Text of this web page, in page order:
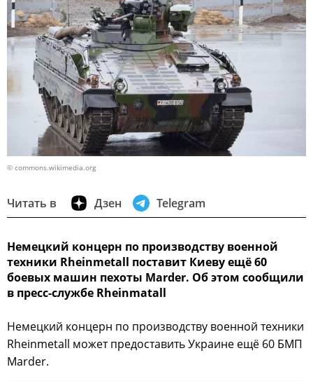
© commons.wikimedia.org
Читать в Дзен Telegram
Немецкий концерн по производству военной
техники Rheinmetall поставит Киеву ещё 60
боевых машин пехоты Marder. Об этом сообщили
в пресс-службе Rheinmatall
Немецкий концерн по производству военной техники
Rheinmetall может предоставить Украине ещё 60 БМП
Marder.